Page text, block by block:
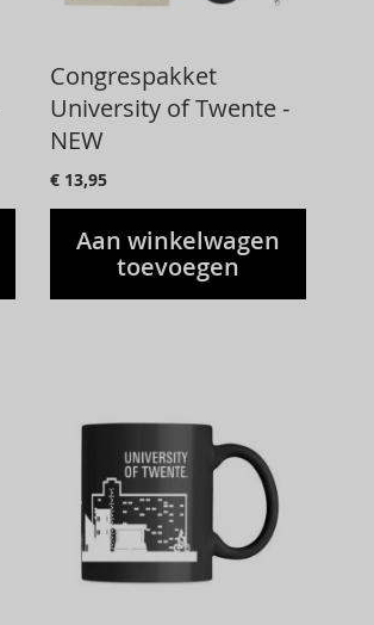
Congrespakket
University of Twente -
NEW
€ 13,95
Aan winkelwagen
toevoegen